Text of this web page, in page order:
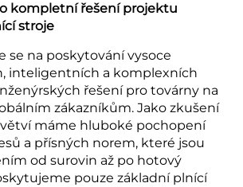
kompletní řešení projektu
stroje
se na poskytování vysoce
inteligentních a komplexních
řešení pro továrny na
zákazníkům. Jako zkušení
máme hluboké pochopení
a přísných norem, které jsou
od surovin až po hotový
pouze základní plnící